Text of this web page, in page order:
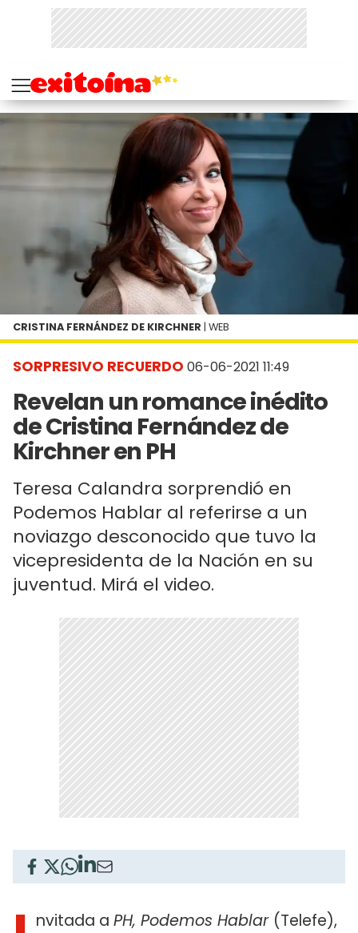
SORPRESIVO RECUERDO 06-06-2021 11:49
Revelan un romance inédito
de Cristina Fernández de
Kirchner en PH
Teresa Calandra sorprendió en
Podemos Hablar al referirse a un
noviazgo desconocido que tuvo la
vicepresidenta de la Nación en su
juventud. Mirá el video.
CRISTINA FERNÁNDEZ DE KIRCHNER | WEB
nvitada a PH, Podemos Hablar (Telefe),